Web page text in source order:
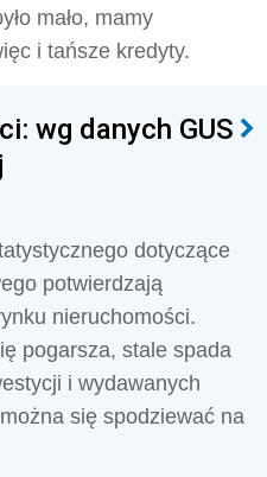
mało, mamy
i tańsze kredyty.
wg danych GUS
dotyczące
potwierdzają
nieruchomości.
pogarsza, stale spada
i wydawanych
się spodziewać na